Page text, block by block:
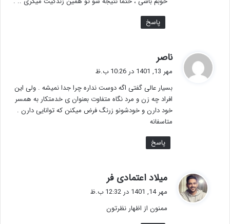
پاسخ
ناصر
ف
:
مهر 13, 1401 در 10:26 ب.ظ
بسیار عالی گفتی اگه دوست نداره چرا جدا نمیشه . ولی این
افراد چه زن و مرد نگاه متفاوت بعنوان ی خدمتکار به همسر
خود دارن و خودشونو زرنگ فرض میکنن که توانایی دارن .
متاسفانه
پاسخ
میلاد اعتمادی فر
ف
:
مهر 14, 1401 در 12:32 ب.ظ
ممنون از اظهار نظرتون